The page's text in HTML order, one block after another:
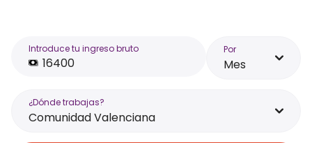
Introduce tu ingreso bruto Por
Mes
¿Dónde trabajas?
Comunidad Valenciana